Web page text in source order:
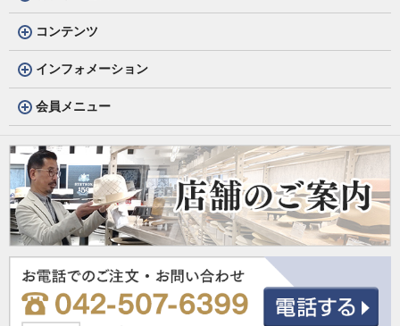
コンテンツ
インフォメーション
会員メニュー